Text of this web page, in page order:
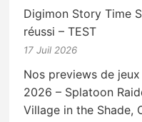
Digimon Story Time
réussi – TEST
17 Juil 2026
Nos previews de
2026 – Splatoon
Village in the Shade,